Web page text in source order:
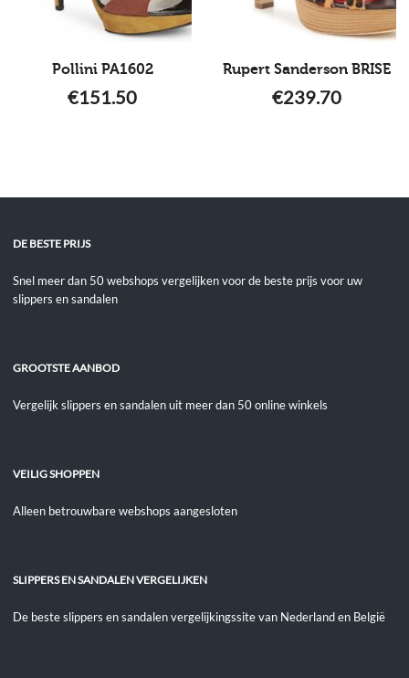
Pollini PA1602
€151.50
Rupert Sanderson BRISE
€239.70
DE BESTE PRIJS
Snel meer dan 50 webshops vergelijken voor de beste prijs voor uw
slippers en sandalen
GROOTSTE AANBOD
Vergelijk slippers en sandalen uit meer dan 50 online winkels
VEILIG SHOPPEN
Alleen betrouwbare webshops aangesloten
SLIPPERS EN SANDALEN VERGELIJKEN
De beste slippers en sandalen vergelijkingssite van Nederland en België